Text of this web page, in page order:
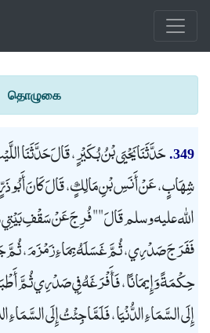
தொழுகை
349. حَدَّثَنَا يَحْيَى بْنُ بُكَيْرٍ، قَالَ حَدَّثَنَا
شِهَابٍ، عَنْ أَنَسِ بْنِ مَالِكٍ، قَالَ كَانَ أَبُو
الله عليه وسلم قَالَ "" فُرِجَ عَنْ سَقْفِ
فَفَرَجَ صَدْرِي، ثُمَّ غَسَلَهُ بِمَاءِ زَمْزَمَ،
حِكْمَةً وَإِيمَانًا، فَأَفْرَغَهُ فِي صَدْرِي ثُمَّ
إِلَى السَّمَاءِ الدُّنْيَا، فَلَمَّا جِئْتُ إِلَى